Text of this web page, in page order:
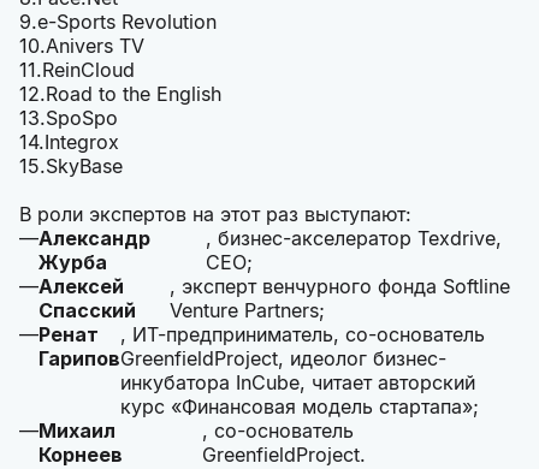
e-Sports Revolution
Anivers TV
ReinCloud
Road to the English
SpoSpo
Integrox
SkyBase
В роли экспертов на этот раз выступают:
Александр
Журба
, бизнес-акселератор Texdrive,
CEO;
Алексей
Спасский
, эксперт венчурного фонда Softline
Venture Partners;
Ренат
Гарипов
, ИТ-предприниматель, со-основатель
GreenfieldProject, идеолог бизнес-
инкубатора InCube, читает авторский
курс «Финансовая модель стартапа»;
Михаил
Корнеев
, со-основатель
GreenfieldProject.